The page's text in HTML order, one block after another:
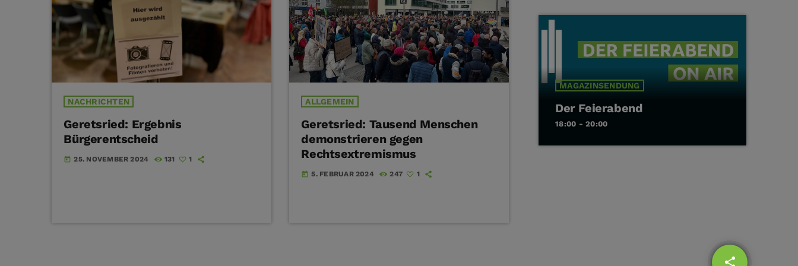
share
email
NACHRICHTEN
Geretsried: Ergebnis
Bürgerentscheid
today 25. NOVEMBER 2024 131 1
ALLGEMEIN
Geretsried: Tausend Menschen
demonstrieren gegen
Rechtsextremismus
today 5. FEBRUAR 2024 247 1
MAGAZINSENDUNG
Der Feierabend
18:00 - 20:00